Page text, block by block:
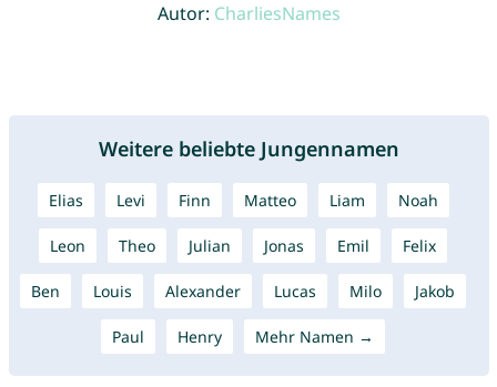
Autor: CharliesNames
Weitere beliebte Jungennamen
Elias Levi Finn Matteo Liam Noah
Leon Theo Julian Jonas Emil Felix
Ben Louis Alexander Lucas Milo Jakob
Paul Henry Mehr Namen →